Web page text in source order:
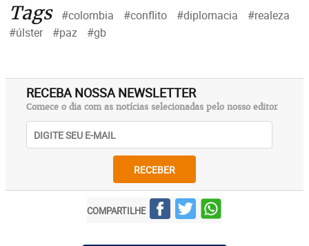
Tags #colombia #conflito #diplomacia
#realeza
#úlster
#paz #gb
RECEBA NOSSA NEWSLETTER
Comece o dia com as notícias selecionadas pelo nosso editor
RECEBER
COMPARTILHE